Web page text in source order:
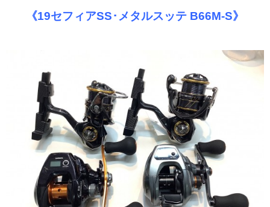
《19セフィアSS･メタルスッテ B66M-S》